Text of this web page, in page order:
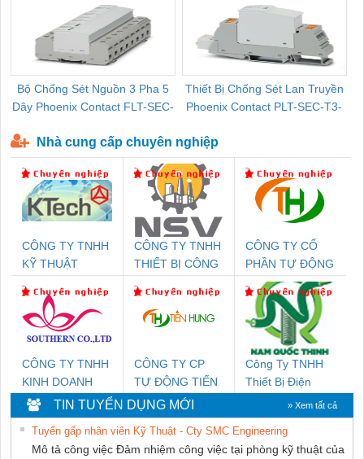
Bộ Chống Sét Nguồn 3 Pha 5
Dây Phoenix Contact FLT-SEC-
Thiết Bị Chống Sét Lan Truyền
Phoenix Contact PLT-SEC-T3-
Nhà cung cấp chuyên nghiệp
CÔNG TY TNHH
KỸ THUẬT
NAM
CÔNG TY TNHH
THIẾT BỊ CÔNG
SETSUBI VIỆT
NAM
CÔNG TY CỔ
PHẦN TỰ ĐỘNG
TIẾN HƯNG
CÔNG TY TNHH
KINH DOANH
DỊCH VỤ XNK
PHƯƠNG NAM
CÔNG TY CP
TỰ ĐỘNG TIẾN
HƯNG
Công Ty TNHH
Thiết Bị Điện
Nam Quốc Thịnh
TIN TUYỂN DỤNG MỚI » Xem tất cả
Tuyển gấp nhân viên Kỹ Thuật - Cty SMC Engineering
Mô tả công việc Đảm nhiệm công việc tại phòng kỹ thuật của